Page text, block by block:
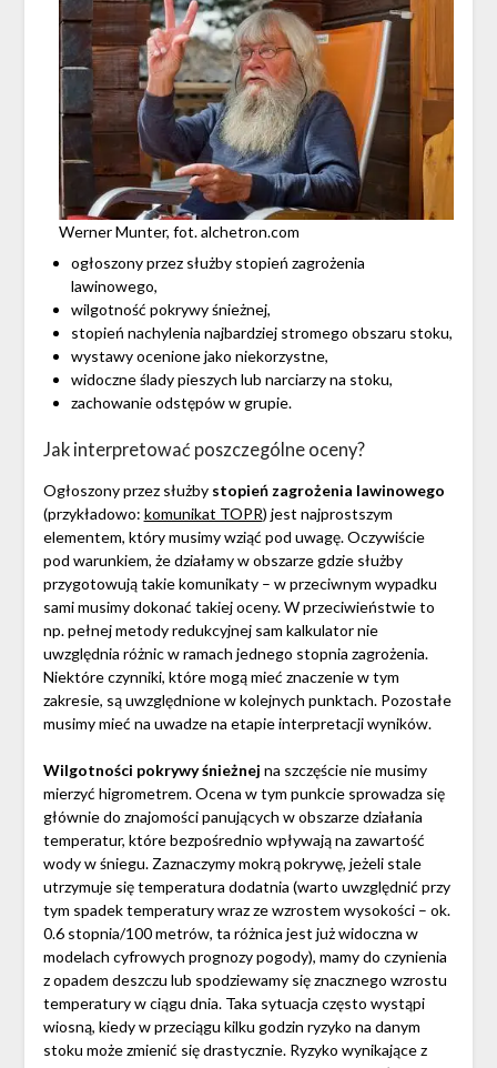
Werner Munter, fot. alchetron.com
ogłoszony przez służby stopień zagrożenia
lawinowego,
wilgotność pokrywy śnieżnej,
stopień nachylenia najbardziej stromego obszaru stoku,
wystawy ocenione jako niekorzystne,
widoczne ślady pieszych lub narciarzy na stoku,
zachowanie odstępów w grupie.
Jak interpretować poszczególne oceny?
Ogłoszony przez służbystopień zagrożenia lawinowego
(przykładowo: komunikat TOPR) jest najprostszym
elementem, który musimy wziąć pod uwagę. Oczywiście
pod warunkiem, że działamy w obszarze gdzie służby
przygotowują takie komunikaty – w przeciwnym wypadku
sami musimy dokonać takiej oceny. W przeciwieństwie to
np. pełnej metody redukcyjnej sam kalkulator nie
uwzględnia różnic w ramach jednego stopnia zagrożenia.
Niektóre czynniki, które mogą mieć znaczenie w tym
zakresie, są uwzględnione w kolejnych punktach. Pozostałe
musimy mieć na uwadze na etapie interpretacji wyników.
Wilgotności pokrywy śnieżnej na szczęście nie musimy
mierzyć higrometrem. Ocena w tym punkcie sprowadza się
głównie do znajomości panujących w obszarze działania
temperatur, które bezpośrednio wpływają na zawartość
wody w śniegu. Zaznaczymy mokrą pokrywę, jeżeli stale
utrzymuje się temperatura dodatnia (warto uwzględnić przy
tym spadek temperatury wraz ze wzrostem wysokości – ok.
0.6 stopnia/100 metrów, ta różnica jest już widoczna w
modelach cyfrowych prognozy pogody), mamy do czynienia
z opadem deszczu lub spodziewamy się znacznego wzrostu
temperatury w ciągu dnia. Taka sytuacja często wystąpi
wiosną, kiedy w przeciągu kilku godzin ryzyko na danym
stoku może zmienić się drastycznie. Ryzyko wynikające z